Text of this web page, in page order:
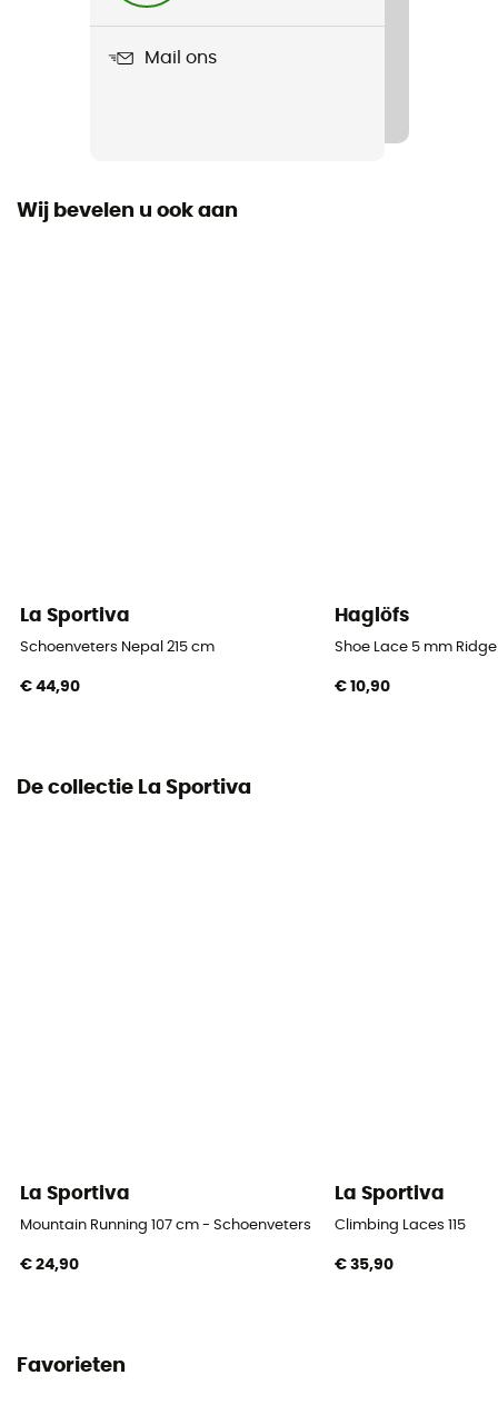
Mail ons
Wij bevelen u ook aan
La Sportiva
Schoenveters Nepal 215 cm
€ 44,90
Haglöfs
Shoe Lace 5 mm
€ 10,90
De collectie La Sportiva
La Sportiva
Mountain Running 107 cm - Schoenveters
€ 24,90
La Sportiva
Climbing Laces 115
€ 35,90
Favorieten